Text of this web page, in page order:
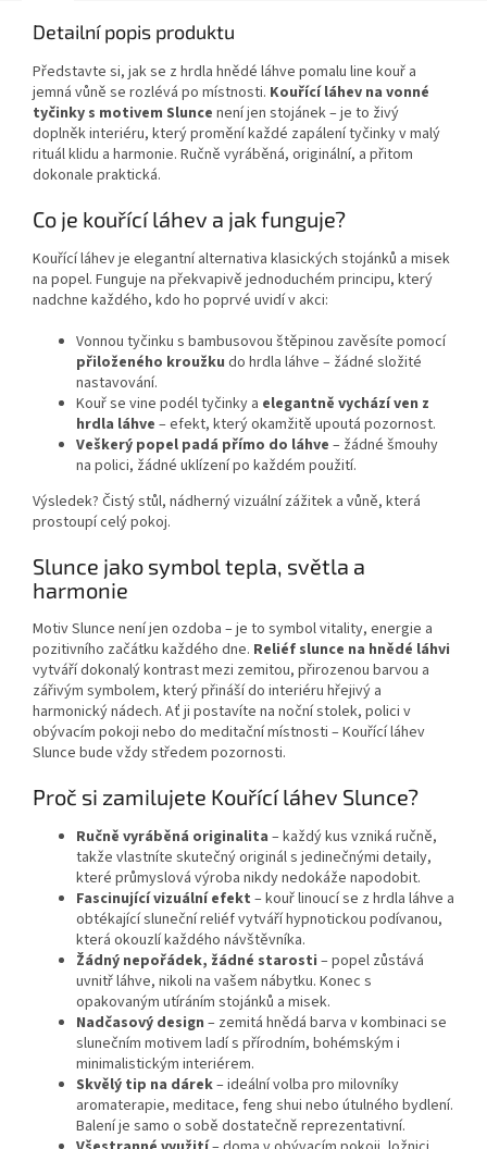
Detailní popis produktu
Představte si, jak se z hrdla hnědé láhve pomalu line kouř a
jemná vůně se rozlévá po místnosti. Kouřící láhev na vonné
tyčinky s motivem Slunce není jen stojánek – je to živý
doplněk interiéru, který promění každé zapálení tyčinky v malý
rituál klidu a harmonie. Ručně vyráběná, originální, a přitom
dokonale praktická.
Co je kouřící láhev a jak funguje?
Kouřící láhev je elegantní alternativa klasických stojánků a misek
na popel. Funguje na překvapivě jednoduchém principu, který
nadchne každého, kdo ho poprvé uvidí v akci:
Vonnou tyčinku s bambusovou štěpinou zavěsíte pomocí
přiloženého kroužku do hrdla láhve – žádné složité
nastavování.
Kouř se vine podél tyčinky a elegantně vychází ven z
hrdla láhve – efekt, který okamžitě upoutá pozornost.
Veškerý popel padá přímo do láhve – žádné šmouhy
na polici, žádné uklízení po každém použití.
Výsledek? Čistý stůl, nádherný vizuální zážitek a vůně, která
prostoupí celý pokoj.
Slunce jako symbol tepla, světla a
harmonie
Motiv Slunce není jen ozdoba – je to symbol vitality, energie a
pozitivního začátku každého dne. Reliéf slunce na hnědé láhvi
vytváří dokonalý kontrast mezi zemitou, přirozenou barvou a
zářivým symbolem, který přináší do interiéru hřejivý a
harmonický nádech. Ať ji postavíte na noční stolek, polici v
obývacím pokoji nebo do meditační místnosti – Kouřící láhev
Slunce bude vždy středem pozornosti.
Proč si zamilujete Kouřící láhev Slunce?
Ručně vyráběná originalita – každý kus vzniká ručně,
takže vlastníte skutečný originál s jedinečnými detaily,
které průmyslová výroba nikdy nedokáže napodobit.
Fascinující vizuální efekt – kouř linoucí se z hrdla láhve a
obtékající sluneční reliéf vytváří hypnotickou podívanou,
která okouzlí každého návštěvníka.
Žádný nepořádek, žádné starosti – popel zůstává
uvnitř láhve, nikoli na vašem nábytku. Konec s
opakovaným utíráním stojánků a misek.
Nadčasový design – zemitá hnědá barva v kombinaci se
slunečním motivem ladí s přírodním, bohémským i
minimalistickým interiérem.
Skvělý tip na dárek– ideální volba pro milovníky
aromaterapie, meditace, feng shui nebo útulného bydlení.
Balení je samo o sobě dostatečně reprezentativní.